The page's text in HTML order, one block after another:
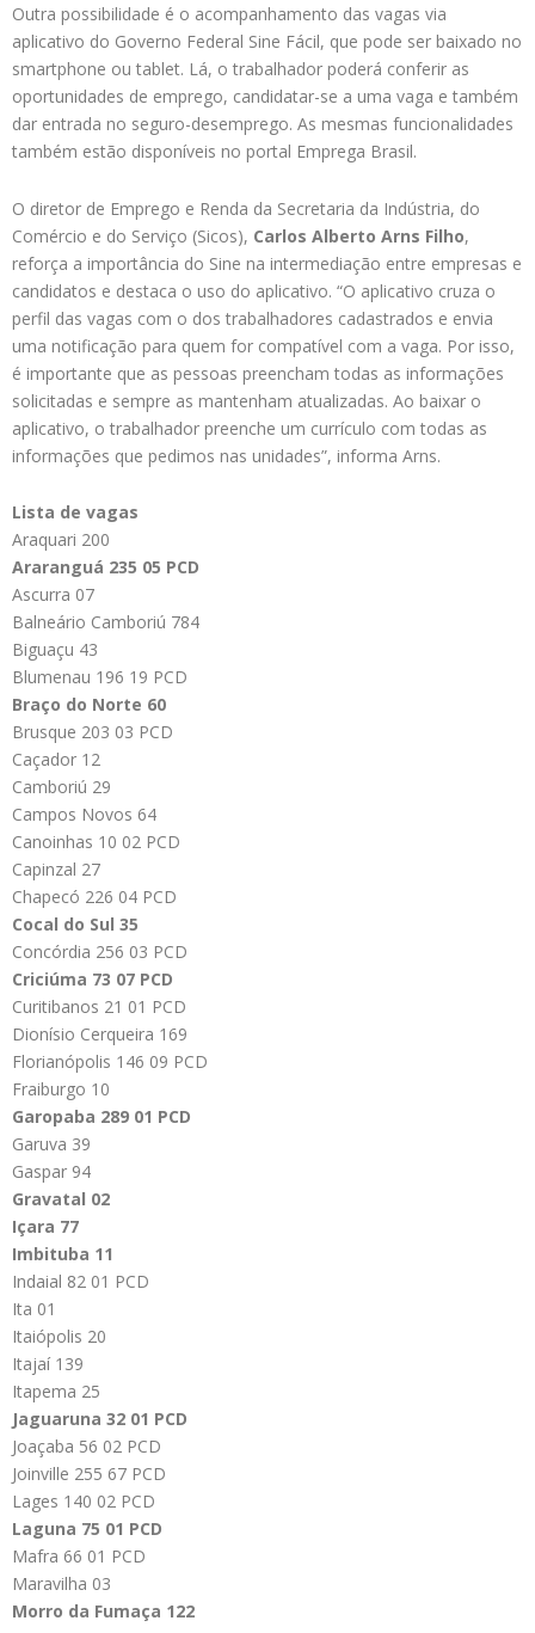
Outra possibilidade é o acompanhamento das vagas via
aplicativo do Governo Federal Sine Fácil, que pode ser baixado no
smartphone ou tablet. Lá, o trabalhador poderá conferir as
oportunidades de emprego, candidatar-se a uma vaga e também
dar entrada no seguro-desemprego. As mesmas funcionalidades
também estão disponíveis no portal Emprega Brasil.
O diretor de Emprego e Renda da Secretaria da Indústria, do
Comércio e do Serviço (Sicos), Carlos Alberto Arns Filho,
reforça a importância do Sine na intermediação entre empresas e
candidatos e destaca o uso do aplicativo. “O aplicativo cruza o
perfil das vagas com o dos trabalhadores cadastrados e envia
uma notificação para quem for compatível com a vaga. Por isso,
é importante que as pessoas preencham todas as informações
solicitadas e sempre as mantenham atualizadas. Ao baixar o
aplicativo, o trabalhador preenche um currículo com todas as
informações que pedimos nas unidades”, informa Arns.
Lista de vagas
Araquari 200
Araranguá 235 05 PCD
Ascurra 07
Balneário Camboriú 784
Biguaçu 43
Blumenau 196 19 PCD
Braço do Norte 60
Brusque 203 03 PCD
Caçador 12
Camboriú 29
Campos Novos 64
Canoinhas 10 02 PCD
Capinzal 27
Chapecó 226 04 PCD
Cocal do Sul 35
Concórdia 256 03 PCD
Criciúma 73 07 PCD
Curitibanos 21 01 PCD
Dionísio Cerqueira 169
Florianópolis 146 09 PCD
Fraiburgo 10
Garopaba 289 01 PCD
Garuva 39
Gaspar 94
Gravatal 02
Içara 77
Imbituba 11
Indaial 82 01 PCD
Ita 01
Itaiópolis 20
Itajaí 139
Itapema 25
Jaguaruna 32 01 PCD
Joaçaba 56 02 PCD
Joinville 255 67 PCD
Lages 140 02 PCD
Laguna 75 01 PCD
Mafra 66 01 PCD
Maravilha 03
Morro da Fumaça 122